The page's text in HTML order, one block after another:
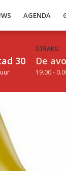
AGENDA
30
STRAKS:
De
19.00 -